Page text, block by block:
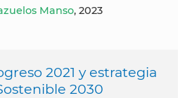
Manso, 2023
2021 y estrategia
2030